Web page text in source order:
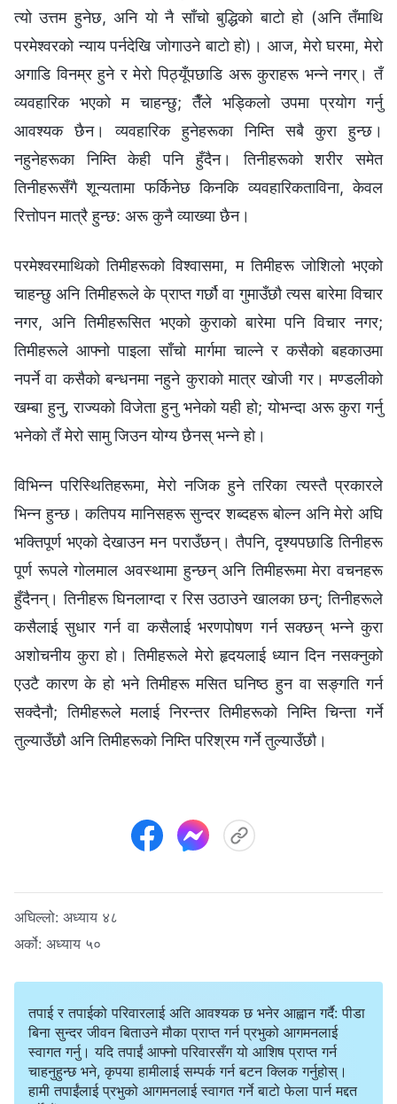
त्यो उत्तम हुनेछ, अनि यो नै साँचो बुद्धिको बाटो हो (अनि तँमाथि
परमेश्‍वरको न्याय पर्नदेखि जोगाउने बाटो हो)। आज, मेरो घरमा, मेरो
अगाडि विनम्र हुने र मेरो पिठ्यूँपछाडि अरू कुराहरू भन्‍ने नगर्। तँ
व्यवहारिक भएको म चाहन्‍छु; तैँले भड्किलो उपमा प्रयोग गर्नु
आवश्यक छैन। व्यवहारिक हुनेहरूका निम्ति सबै कुरा हुन्छ।
नहुनेहरूका निम्ति केही पनि हुँदैन। तिनीहरूको शरीर समेत
तिनीहरूसँगै शून्यतामा फर्किनेछ किनकि व्यवहारिकताविना, केवल
रित्तोपन मात्रै हुन्छ: अरू कुनै व्याख्या छैन।
परमेश्‍वरमाथिको तिमीहरूको विश्‍वासमा, म तिमीहरू जोशिलो भएको
चाहन्छु अनि तिमीहरूले के प्राप्त गर्छौ वा गुमाउँछौ त्यस बारेमा विचार
नगर, अनि तिमीहरूसित भएको कुराको बारेमा पनि विचार नगर;
तिमीहरूले आफ्नो पाइला साँचो मार्गमा चाल्‍ने र कसैको बहकाउमा
नपर्ने वा कसैको बन्धनमा नहुने कुराको मात्र खोजी गर। मण्डलीको
खम्बा हुनु, राज्यको विजेता हुनु भनेको यही हो; योभन्दा अरू कुरा गर्नु
भनेको तँ मेरो सामु जिउन योग्य छैनस् भन्‍ने हो।
विभिन्न परिस्थितिहरूमा, मेरो नजिक हुने तरिका त्यस्तै प्रकारले
भिन्न हुन्छ। कतिपय मानिसहरू सुन्दर शब्‍दहरू बोल्‍न अनि मेरो अघि
भक्तिपूर्ण भएको देखाउन मन पराउँछन्। तैपनि, दृश्यपछाडि तिनीहरू
पूर्ण रूपले गोलमाल अवस्थामा हुन्छन् अनि तिमीहरूमा मेरा वचनहरू
हुँदैनन्। तिनीहरू घिनलाग्दा र रिस उठाउने खालका छन्; तिनीहरूले
कसैलाई सुधार गर्न वा कसैलाई भरणपोषण गर्न सक्छन् भन्‍ने कुरा
अशोचनीय कुरा हो। तिमीहरूले मेरो हृदयलाई ध्यान दिन नसक्नुको
एउटै कारण के हो भने तिमीहरू मसित घनिष्ठ हुन वा सङ्गति गर्न
सक्दैनौ; तिमीहरूले मलाई निरन्तर तिमीहरूको निम्ति चिन्ता गर्ने
तुल्याउँछौ अनि तिमीहरूको निम्ति परिश्रम गर्ने तुल्याउँछौ।
अघिल्लो: अध्याय ४८
अर्को: अध्याय ५०
तपाई र तपाईको परिवारलाई अति आवश्यक छ भनेर आह्वान गर्दै: पीडा
बिना सुन्दर जीवन बिताउने मौका प्राप्त गर्न प्रभुको आगमनलाई
स्वागत गर्नु। यदि तपाईं आफ्नो परिवारसँग यो आशिष प्राप्त गर्न
चाहनुहुन्छ भने, कृपया हामीलाई सम्पर्क गर्न बटन क्लिक गर्नुहोस्।
हामी तपाईंलाई प्रभुको आगमनलाई स्वागत गर्ने बाटो फेला पार्न मद्दत